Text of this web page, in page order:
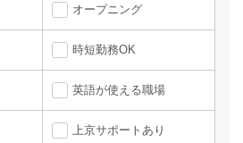
オープニング
時短勤務OK
英語が使える職場
上京サポートあり